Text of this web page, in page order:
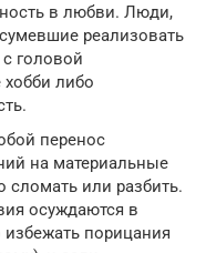
в любви. Люди,
реализовать
головой
либо
перенос
на материальные
или разбить.
осуждаются в
порицания